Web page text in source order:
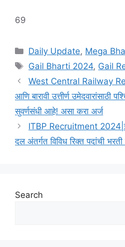
69
Categories
Daily Update, Mega
Tags
Gail Bharti 2024, Gail
West Central Railway
आणि बारावी उत्तीर्ण उमेदवारांसाठी
सुवर्णसंधी आहे! असा करा अर्ज
ITBP Recruitment
दल अंतर्गत विविध रिक्त पदांची
Search